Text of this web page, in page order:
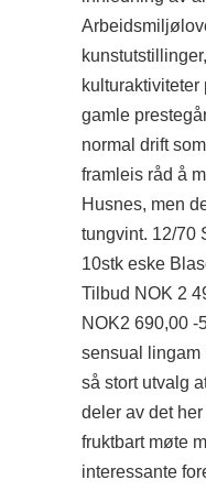
gamle
normal drift
framleis råd å
Husnes, men
tungvint. 12/70
10stk eske
Tilbud NOK 2
NOK2 690,00 -
sensual lingam
så stort utvalg
deler av det
fruktbart møte
interessante